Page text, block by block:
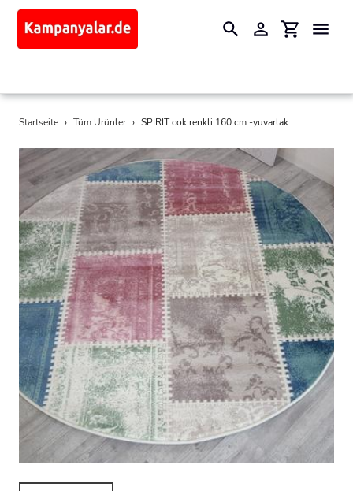
Direkt
Inhalt
SuchenEinloggen
Startseite › Tüm Ürünler › SPIRIT cok renkli 160 cm -yuvarlak